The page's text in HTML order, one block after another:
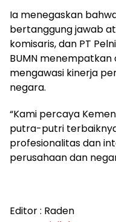
Ia menegaskan
bertanggung jawab
komisaris, dan PT
BUMN
mengawasi kinerja
negara.
“Kami percaya
putra-putri
profesionalitas dan
perusahaan dan
Editor : Raden